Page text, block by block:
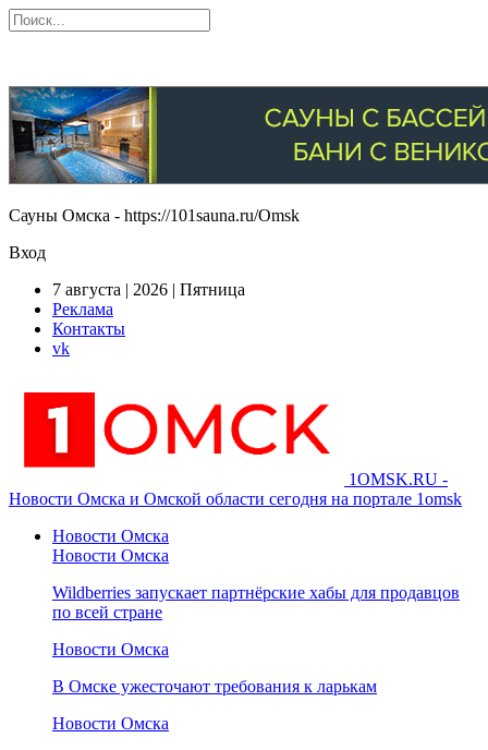
Сауны Омска - https://101sauna.ru/Omsk
Вход
7 августа | 2026 | Пятница
Реклама
Контакты
vk
1OMSK.RU -
Новости Омска и Омской области сегодня на портале 1omsk
Новости Омска
Новости Омска
Wildberries запускает партнёрские хабы для продавцов
по всей стране
Новости Омска
В Омске ужесточают требования к ларькам
Новости Омска